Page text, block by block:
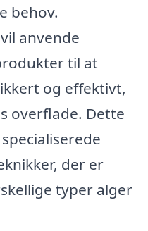
behov.
anvende
til at
og effektivt,
overflade. Dette
der er
typer alger